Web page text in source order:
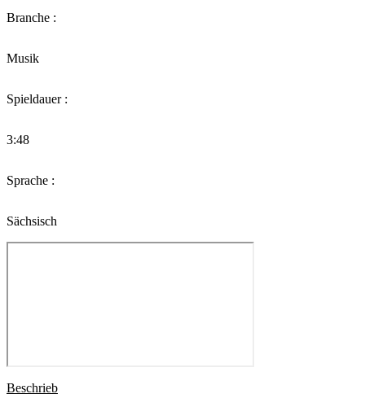
Branche :
Musik
Spieldauer :
3:48
Sprache :
Sächsisch
Beschrieb